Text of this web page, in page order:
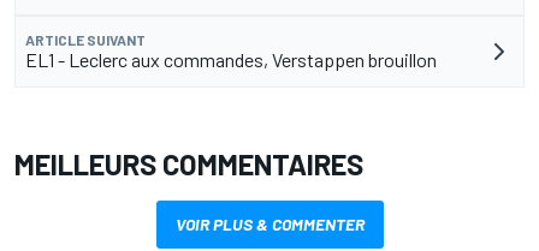
ARTICLE SUIVANT
EL1 - Leclerc aux commandes, Verstappen brouillon
MEILLEURS COMMENTAIRES
VOIR PLUS & COMMENTER